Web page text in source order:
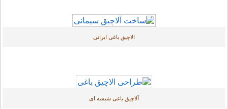
الاچیق باغی ایرانی
آلاچیق باغی شیشه ای